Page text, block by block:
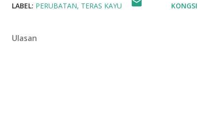
LABEL: PERUBATAN TERAS KAYU KONGSI
Ulasan